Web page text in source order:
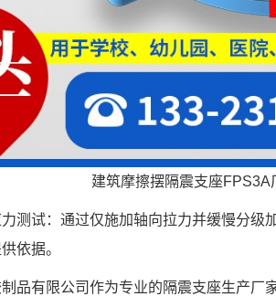
建筑摩擦摆隔震支座FPS3A
测试：通过仅施加轴向拉力并缓慢分级
依据。
品有限公司作为专业的隔震支座生产厂